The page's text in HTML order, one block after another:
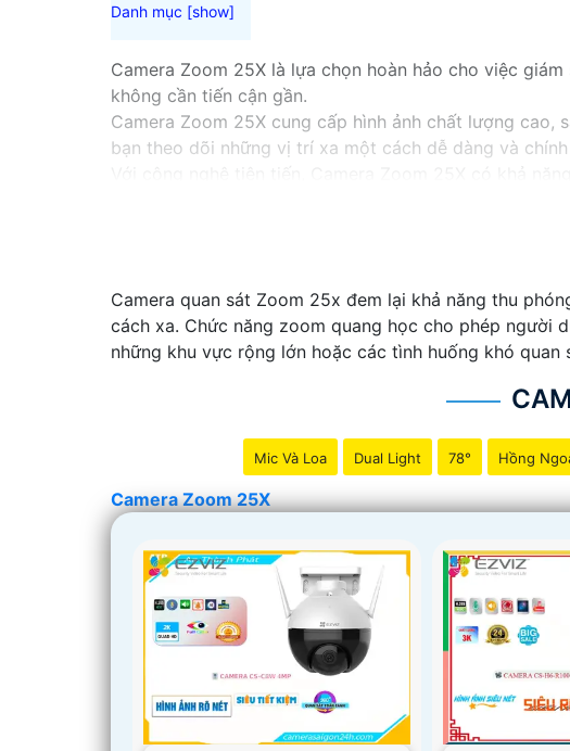
Camera Zoom 25X là lựa chọn hoàn hảo cho việc
không cần tiến cận gần.
Camera Zoom 25X cung cấp hình ảnh chất lượng
bạn theo dõi những vị trí xa một cách dễ dàng và
Với tính năng cảm biến chuyển động và cảnh báo
Với Camera Zoom 25X, bạn hoàn toàn yên tâm về
Camera quan sát Zoom 25x đem lại khả năng thu
cách xa. Chức năng zoom quang học cho phép người
những khu vực rộng lớn hoặc các tình huống khó quan
Mic Và Loa Dual Light 78° Hồng
Camera Zoom 25X